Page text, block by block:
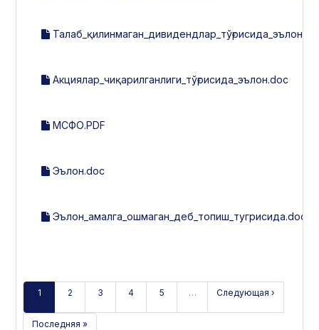
Акциялар_чиқарилганлиги_тўғрисида_эълон.doc
МСФО.PDF
Эълон.doc
Эълон_амалга_ошмаган_деб_топиш_тугрисида.docx
1 2 3 4 5 … Следующая ›
Последняя »